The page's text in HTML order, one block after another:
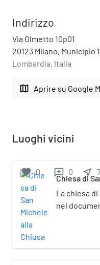
Indirizzo
Via Olmetto 10p01
20123 Milano, Municipio 1
Lombardia, Italia
map Aprire su Google
Luoghi vicini
favorite 0 reviews 0 near_me
Chiesa di
La chiesa di
nei